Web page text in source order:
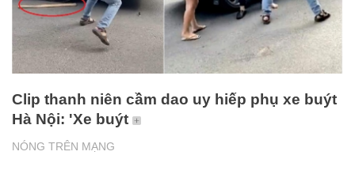
NÓNG TRÊN MẠNG
Clip thanh niên cầm dao uy hiếp phụ xe buýt
Hà Nội: 'Xe buýt